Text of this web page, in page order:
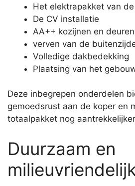
Het elektrapakket van
De CV installatie
AA++ kozijnen en deuren
verven van de
Volledige dakbedekking
Plaatsing van het
Deze inbegrepen onderdelen
gemoedsrust aan de koper en
totaalpakket nog
Duurzaam en